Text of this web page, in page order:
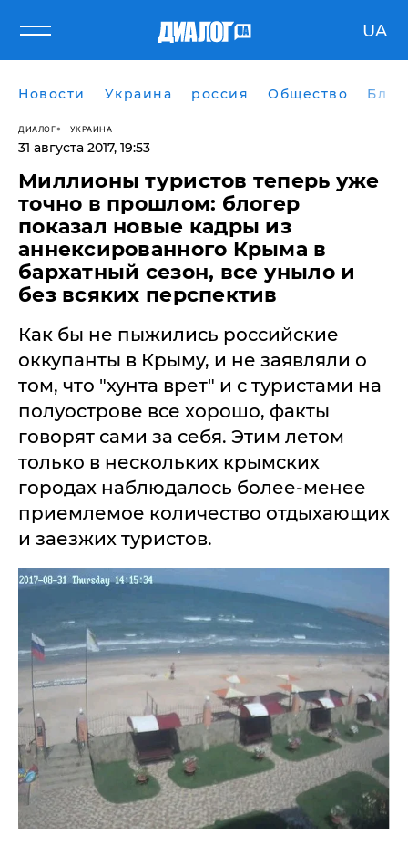
UA
Новости Украина россия Общество
ДИАЛОГ УКРАИНА
31 августа 2017, 19:53
Миллионы туристов теперь уже
точно в прошлом: блогер
показал новые кадры из
аннексированного Крыма в
бархатный сезон, все уныло и
без всяких перспектив
Как бы не пыжились российские
оккупанты в Крыму, и не заявляли о
том, что "хунта врет" и с туристами на
полуострове все хорошо, факты
говорят сами за себя. Этим летом
только в нескольких крымских
городах наблюдалось более-менее
приемлемое количество отдыхающих
и заезжих туристов.